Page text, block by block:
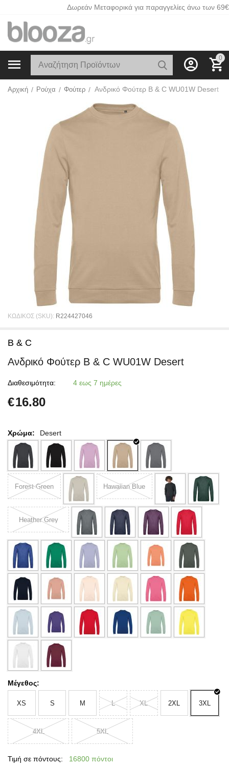
Δωρεάν Μεταφορικά για παραγγελίες άνω των 69€
0
Αρχική / Ρούχα / Φούτερ / Ανδρικό Φούτερ B & C WU01W Desert
ΚΩΔΙΚΟΣ (SKU): R224427046
B & C
Ανδρικό Φούτερ B & C WU01W Desert
Διαθεσιμότητα: 4 εως 7 ημέρες
€16.80
Χρώμα: Desert
Forest Green Hawaiian Blue
Heather Grey
Μέγεθος:
XS S M L XL 2XL 3XL
4XL 5XL
Τιμή σε πόντους:
16800 πόντοι